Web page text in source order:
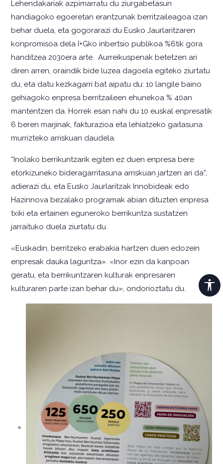
Lehendakariak azpimarratu du ziurgabetasun
handiagoko egoeretan erantzunak berritzaileagoa izan
behar duela, eta gogorarazi du Eusko Jaurlaritzaren
konpromisoa dela I+Gko inbertsio publikoa %6tik gora
handitzea 2030era arte. Aurreikuspenak betetzen ari
diren arren, oraindik bide luzea dagoela egiteko ziurtatu
du, eta datu kezkagarri bat aipatu du: 10 langile baino
gehiagoko enpresa berritzaileen ehunekoa % 40an
mantentzen da. Horrek esan nahi du 10 euskal enpresatik
6 beren marjinak, fakturazioa eta lehiatzeko gaitasuna
murrizteko arriskuan daudela.
“Inolako berrikuntzarik egiten ez duen enpresa bere
etorkizuneko bideragarritasuna arriskuan jartzen ari da”,
adierazi du, eta Eusko Jaurlaritzak Innobideak edo
Hazinnova bezalako programak abian dituzten enpresa
txiki eta ertainen eguneroko berrikuntza sustatzen
jarraituko duela ziurtatu du.
«Euskadin, berritzeko erabakia hartzen duen edozein
enpresak dauka laguntza». «Inor ezin da kanpoan
geratu, eta berrikuntzaren kulturak enpresaren
kulturaren parte izan behar du», ondorioztatu du.